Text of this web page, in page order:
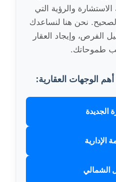
والرؤية التي
الصحيح. نحن هنا لنساعدك
الفرص، وإيجاد العقار
طموحاتك.
الوجهات العقارية:
الجديدة
الإدارية
الشمالي